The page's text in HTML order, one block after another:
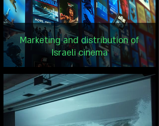
Marketing and distribution of
Israeli cinema